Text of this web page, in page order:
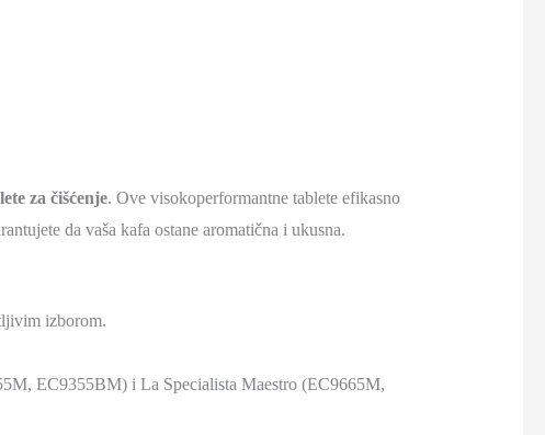
za čišćenje. Ove visokoperformantne tablete efikasno
da vaša kafa ostane aromatična i ukusna.
izborom.
EC9355BM) i La Specialista Maestro (EC9665M,